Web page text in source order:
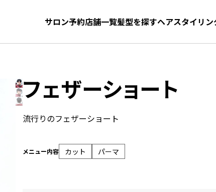
サロン予約店舗一覧髪型を探すヘアスタイリン
フェザーショート
流行りのフェザーショート
メニュー内容 カット パーマ